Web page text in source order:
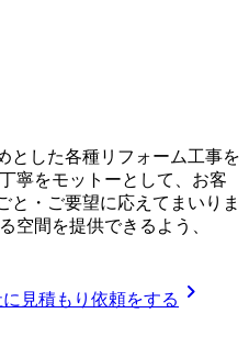
とした各種リフォーム工事を
寧をモットーとして、お客
と・ご要望に応えてまいりま
空間を提供できるよう、
見積もり依頼をする chevron_right